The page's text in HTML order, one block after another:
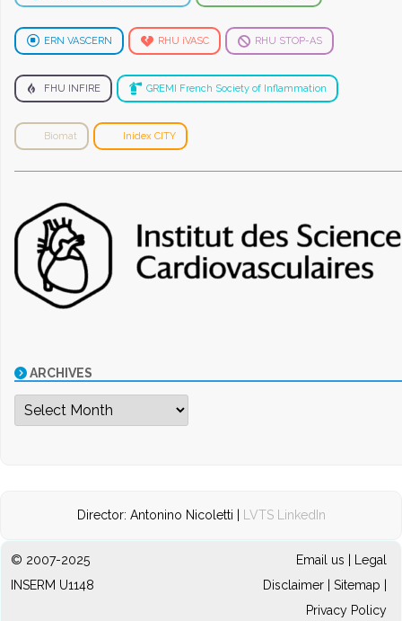
ERN VASCERN RHU iVASC RHU STOP-AS
FHU INFIRE GREMI French Society of Inflammation
Biomat Inidex CITY
ARCHIVES
Archives
Director: Antonino Nicoletti | LVTS LinkedIn
© 2007-2025
INSERM U1148
Email us | Legal
Disclaimer| Sitemap |
Privacy Policy